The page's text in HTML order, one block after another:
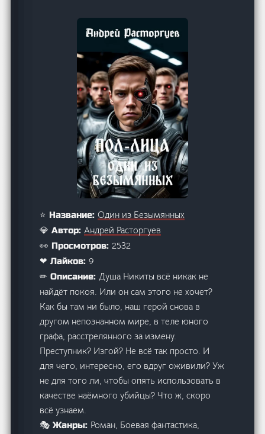
⭐ Название:Один из Безымянных
💎 Автор:Андрей Расторгуев
👀 Просмотров:2532
❤ Лайков:9
✏ Описание:Душа Никиты всё никак не
найдёт покоя. Или он сам этого не хочет?
Как бы там ни было, наш герой снова в
другом непознанном мире, в теле юного
графа, расстрелянного за измену.
Преступник? Изгой? Не всё так просто. И
для чего, интересно, его вдруг оживили? Уж
не для того ли, чтобы опять использовать в
качестве наёмного убийцы? Что ж, скоро
всё узнаем.
🎭 Жанры: Роман, Боевая фантастика,